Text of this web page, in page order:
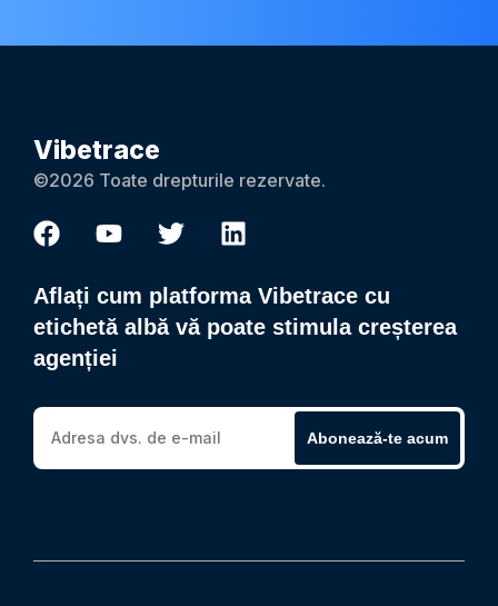
Vibetrace
©2026 Toate drepturile rezervate.
Aflați cum platforma Vibetrace cu
etichetă albă vă poate stimula creșterea
agenției
Abonează-te acum